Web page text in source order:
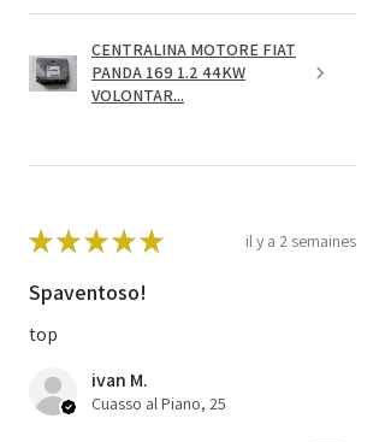
CENTRALINA MOTORE FIAT
PANDA 169 1.2 44KW
VOLONTAR...
★★★★★ il y a 2 semaines
Spaventoso!
top
ivan M.
Cuasso al Piano, 25